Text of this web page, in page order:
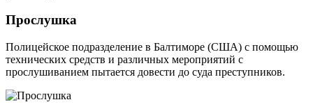
Прослушка
Полицейское подразделение в Балтиморе (США) с помощью
технических средств и различных мероприятий с
прослушиванием пытается довести до суда преступников.